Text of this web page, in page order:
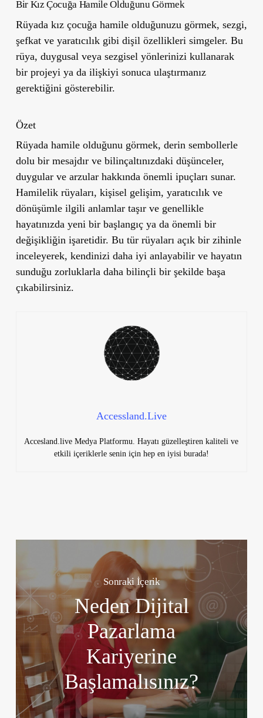
Bir Kız Çocuğa Hamile Olduğunu Görmek
Rüyada kız çocuğa hamile olduğunuzu görmek, sezgi,
şefkat ve yaratıcılık gibi dişil özellikleri simgeler. Bu
rüya, duygusal veya sezgisel yönlerinizi kullanarak
bir projeyi ya da ilişkiyi sonuca ulaştırmanız
gerektiğini gösterebilir.
Özet
Rüyada hamile olduğunu görmek, derin sembollerle
dolu bir mesajdır ve bilinçaltınızdaki düşünceler,
duygular ve arzular hakkında önemli ipuçları sunar.
Hamilelik rüyaları, kişisel gelişim, yaratıcılık ve
dönüşümle ilgili anlamlar taşır ve genellikle
hayatınızda yeni bir başlangıç ya da önemli bir
değişikliğin işaretidir. Bu tür rüyaları açık bir zihinle
inceleyerek, kendinizi daha iyi anlayabilir ve hayatın
sunduğu zorluklarla daha bilinçli bir şekilde başa
çıkabilirsiniz.
Accessland.Live
Accesland.live Medya Platformu. Hayatı güzelleştiren kaliteli ve
etkili içeriklerle senin için hep en iyisi burada!
Sonraki İçerik
Neden Dijital
Pazarlama
Kariyerine
Başlamalısınız?